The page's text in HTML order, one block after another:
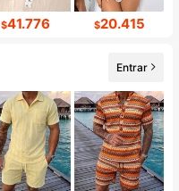
$41.776 $20.415
Entrar